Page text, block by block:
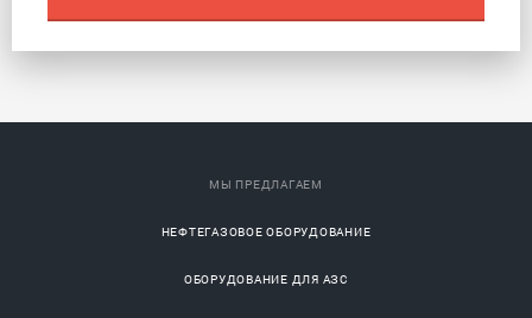
МЫ ПРЕДЛАГАЕМ
НЕФТЕГАЗОВОЕ ОБОРУДОВАНИЕ
ОБОРУДОВАНИЕ ДЛЯ АЗС